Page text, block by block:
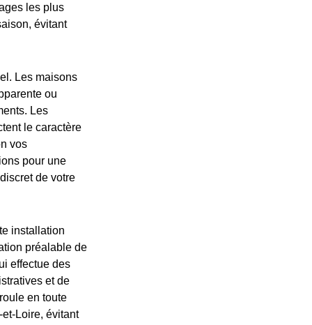
les plus
évitant
Les maisons
ou
Les
le caractère
vos
pour une
de votre
installation
préalable de
effectue des
et de
en toute
Loire, évitant